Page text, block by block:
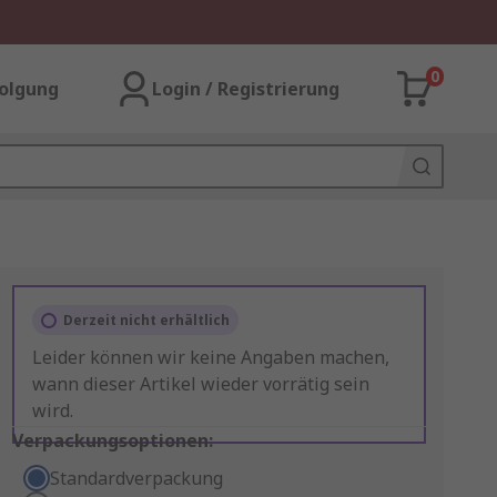
Login / Registrierung
0
Derzeit nicht erhältlich
Leider können wir keine Angaben machen,
wann dieser Artikel wieder vorrätig sein
wird.
Verpackungsoptionen:
Standardverpackung